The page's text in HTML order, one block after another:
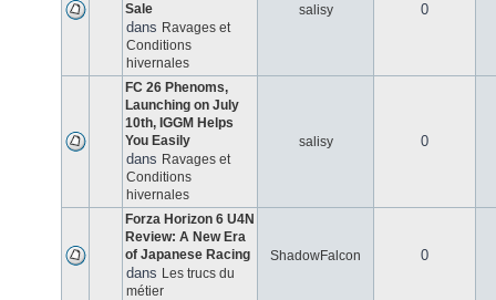
Sale
dans Ravages et
Conditions
hivernales
salisy 0
FC 26 Phenoms,
Launching on July
10th, IGGM Helps
You Easily
dans Ravages et
Conditions
hivernales
salisy 0
Forza Horizon 6 U4N
Review: A New Era
of Japanese Racing
dans Les trucs du
métier
ShadowFalcon 0